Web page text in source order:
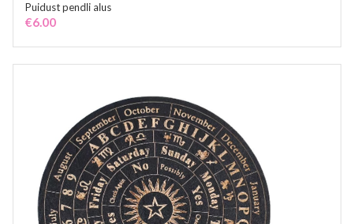
Puidust pendli alus
€6.00